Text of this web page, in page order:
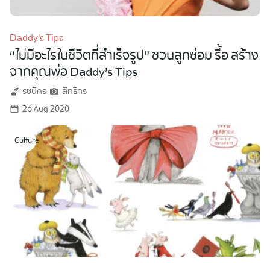
Daddy’s Tips
“ไม่มีอะไรในชีวิตที่สำเร็จรูป” ชวนลูกซ่อม รื้อ สร้าง
จากคุณพ่อ Daddy’s Tips
รชนีกร
สิทธิกร
26 Aug 2020
Culture